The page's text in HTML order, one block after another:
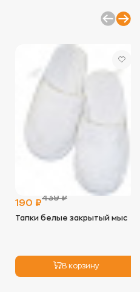
от вещей с
средства,
минимальное
так как он снижает
для стирки — 40°C. В
для полотенец)
до 60°C, но
температуре не
воздействия прямых
не выгорал.
на воздухе, но
машину на
сохранить
глажки с низкой
190 ₽
439 ₽
Тапки белые закрытый мыс
В корзину